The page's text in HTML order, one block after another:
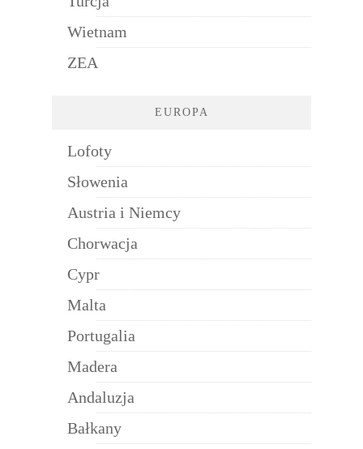
Wietnam
ZEA
EUROPA
Lofoty
Słowenia
Austria i Niemcy
Chorwacja
Cypr
Malta
Portugalia
Madera
Andaluzja
Bałkany